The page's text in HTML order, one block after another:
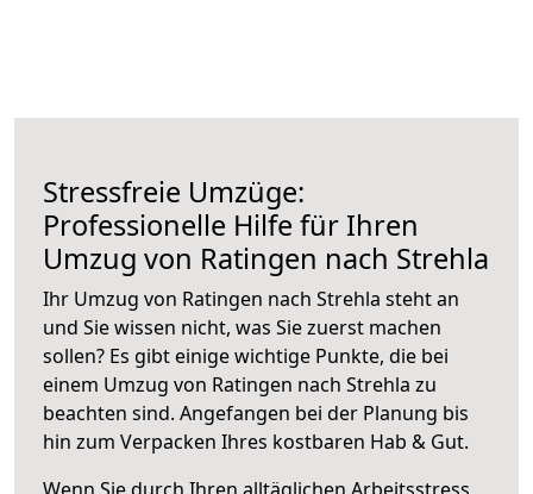
Stressfreie Umzüge:
Professionelle Hilfe für Ihren
Umzug von Ratingen nach Strehla
Ihr Umzug von Ratingen nach Strehla steht an
und Sie wissen nicht, was Sie zuerst machen
sollen? Es gibt einige wichtige Punkte, die bei
einem Umzug von Ratingen nach Strehla zu
beachten sind. Angefangen bei der Planung bis
hin zum Verpacken Ihres kostbaren Hab & Gut.